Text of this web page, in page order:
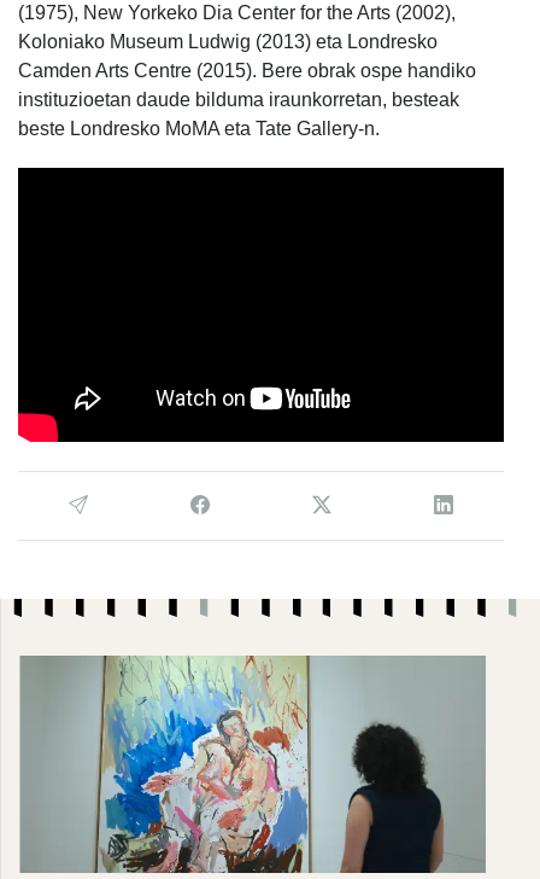
(1975), New Yorkeko Dia Center for the Arts (2002),
Koloniako Museum Ludwig (2013) eta Londresko
Camden Arts Centre (2015). Bere obrak ospe handiko
instituzioetan daude bilduma iraunkorretan, besteak
beste Londresko MoMA eta Tate Gallery-n.